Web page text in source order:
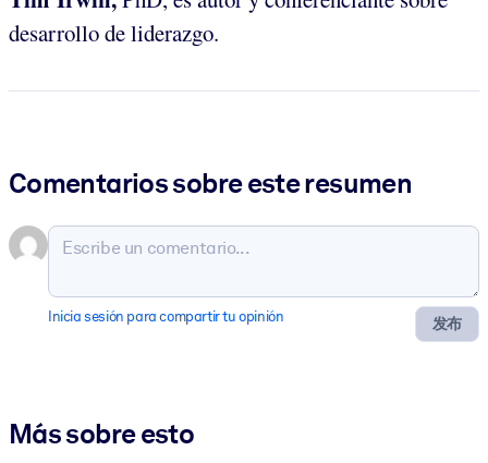
desarrollo de liderazgo.
Comentarios sobre este resumen
发布
Inicia sesión para compartir tu opinión
Más sobre esto